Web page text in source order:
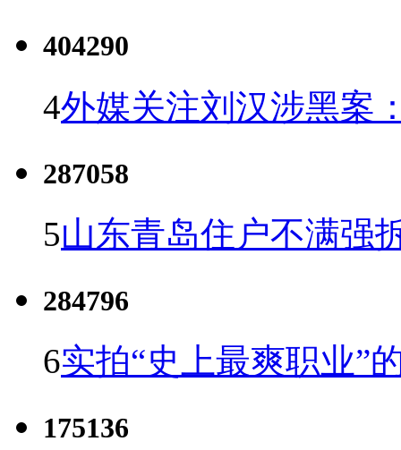
404290
4外媒关注刘汉涉黑案
287058
5山东青岛住户不满强
284796
6实拍“史上最爽职业”
175136